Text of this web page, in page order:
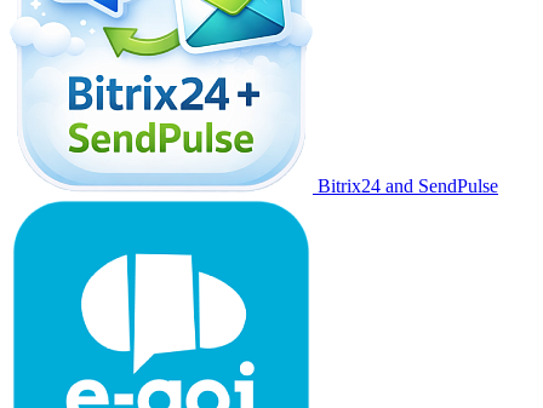
Bitrix24 and SendPulse